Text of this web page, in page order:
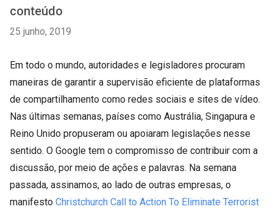
conteúdo
25 junho, 2019
Em todo o mundo, autoridades e legisladores procuram
maneiras de garantir a supervisão eficiente de plataformas
de compartilhamento como redes sociais e sites de vídeo.
Nas últimas semanas, países como Austrália, Singapura e
Reino Unido propuseram ou apoiaram legislações nesse
sentido. O Google tem o compromisso de contribuir com a
discussão, por meio de ações e palavras. Na semana
passada, assinamos, ao lado de outras empresas, o
manifesto Christchurch Call to Action To Eliminate Terrorist